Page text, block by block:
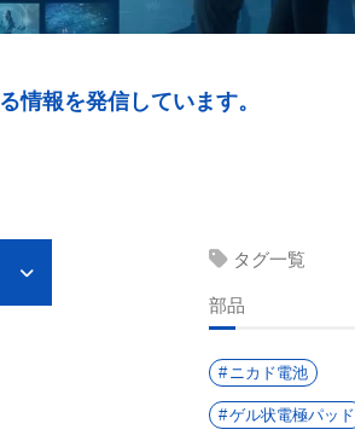
情報を発信しています。
タグ一覧
部品
ニカド電池
ゲル状電極パッド